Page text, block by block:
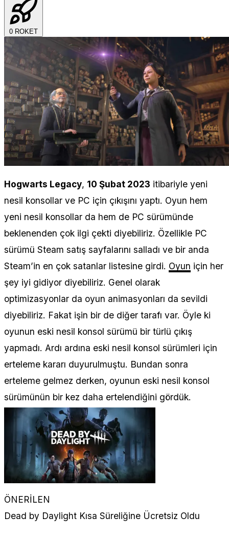
0 ROKET
Hogwarts Legacy, 10 Şubat 2023 itibariyle yeni
nesil konsollar ve PC için çıkışını yaptı. Oyun hem
yeni nesil konsollar da hem de PC sürümünde
beklenenden çok ilgi çekti diyebiliriz. Özellikle PC
sürümü Steam satış sayfalarını salladı ve bir anda
Steam’in en çok satanlar listesine girdi. Oyun için her
şey iyi gidiyor diyebiliriz. Genel olarak
optimizasyonlar da oyun animasyonları da sevildi
diyebiliriz. Fakat işin bir de diğer tarafı var. Öyle ki
oyunun eski nesil konsol sürümü bir türlü çıkış
yapmadı. Ardı ardına eski nesil konsol sürümleri için
erteleme kararı duyurulmuştu. Bundan sonra
erteleme gelmez derken, oyunun eski nesil konsol
sürümünün bir kez daha ertelendiğini gördük.
ÖNERİLEN
Dead by Daylight Kısa Süreliğine Ücretsiz Oldu